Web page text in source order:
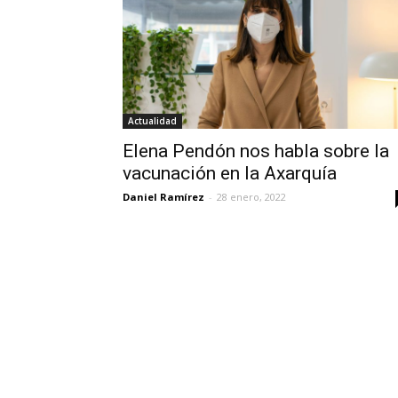
Actualidad
Elena Pendón nos habla sobre la
vacunación en la Axarquía
Daniel Ramírez - 28 enero, 2022